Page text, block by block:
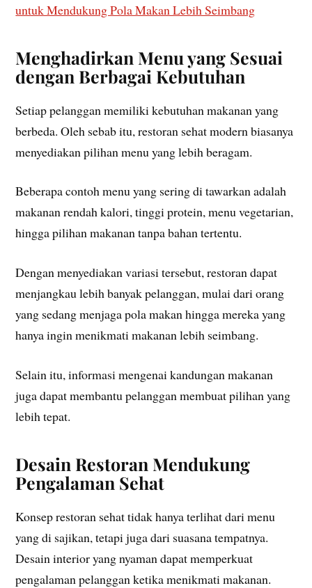
untuk Mendukung Pola Makan Lebih Seimbang
Menghadirkan Menu yang Sesuai
dengan Berbagai Kebutuhan
Setiap pelanggan memiliki kebutuhan makanan yang
berbeda. Oleh sebab itu, restoran sehat modern biasanya
menyediakan pilihan menu yang lebih beragam.
Beberapa contoh menu yang sering di tawarkan adalah
makanan rendah kalori, tinggi protein, menu vegetarian,
hingga pilihan makanan tanpa bahan tertentu.
Dengan menyediakan variasi tersebut, restoran dapat
menjangkau lebih banyak pelanggan, mulai dari orang
yang sedang menjaga pola makan hingga mereka yang
hanya ingin menikmati makanan lebih seimbang.
Selain itu, informasi mengenai kandungan makanan
juga dapat membantu pelanggan membuat pilihan yang
lebih tepat.
Desain Restoran Mendukung
Pengalaman Sehat
Konsep restoran sehat tidak hanya terlihat dari menu
yang di sajikan, tetapi juga dari suasana tempatnya.
Desain interior yang nyaman dapat memperkuat
pengalaman pelanggan ketika menikmati makanan.